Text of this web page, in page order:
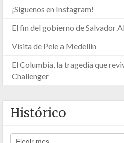
¡Síguenos en Instagram!
El fin del gobierno de Salvador
Visita de Pele a Medellín
El Columbia, la tragedia que
Challenger
Histórico